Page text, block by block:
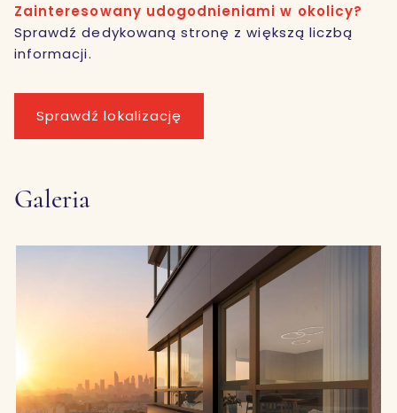
Zainteresowany udogodnieniami w okolicy?
Sprawdź dedykowaną stronę z większą liczbą
informacji.
Sprawdź lokalizację
Galeria